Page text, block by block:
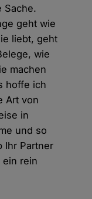
Sache.
geht wie
liebt, geht
wie
machen
hoffe ich
Art von
in
und so
Ihr Partner
ein rein